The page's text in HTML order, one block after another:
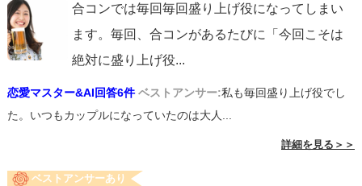
合コンでは毎回毎回盛り上げ役になってしまい
ます。毎回、合コンがあるたびに「今回こそは
絶対に盛り上げ役...
恋愛マスター&AI回答6件 ベストアンサー:私も毎回盛り上げ役でし
た。いつもカップルになっていたのは大人...
詳細を見る＞＞
ベストアンサーあり